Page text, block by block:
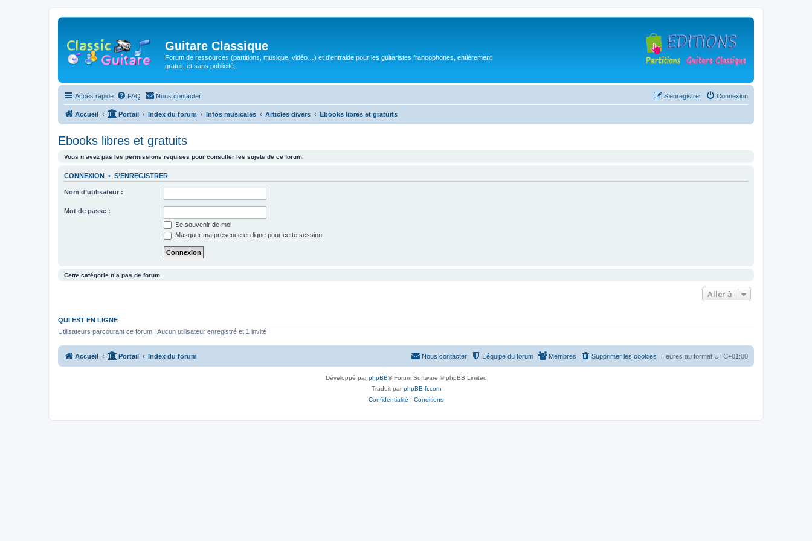
Guitare Classique
Forum de ressources (partitions, musique, vidéo…) et d'entraide pour les guitaristes francophones, entièrement
gratuit, et sans publicité.
Accès rapide FAQ Nous contacter Connexion
S’enregistrer
Accueil Portail Index du forum Infos musicales Articles divers Ebooks libres et gratuits
Ebooks libres et gratuits
Vous n’avez pas les permissions requises pour consulter les sujets de ce forum.
CONNEXION • S’ENREGISTRER
Nom d’utilisateur :
Mot de passe :
Se souvenir de moi
Masquer ma présence en ligne pour cette session
Cette catégorie n’a pas de forum.
Aller à
QUI EST EN LIGNE
Utilisateurs parcourant ce forum : Aucun utilisateur enregistré et 1 invité
Accueil Portail Index du forum Heures au format UTC+01:00
Supprimer les cookies
Membres
L’équipe du forum
Nous contacter
Développé parphpBB® Forum Software © phpBB Limited
Traduit parphpBB-fr.com
Confidentialité | Conditions